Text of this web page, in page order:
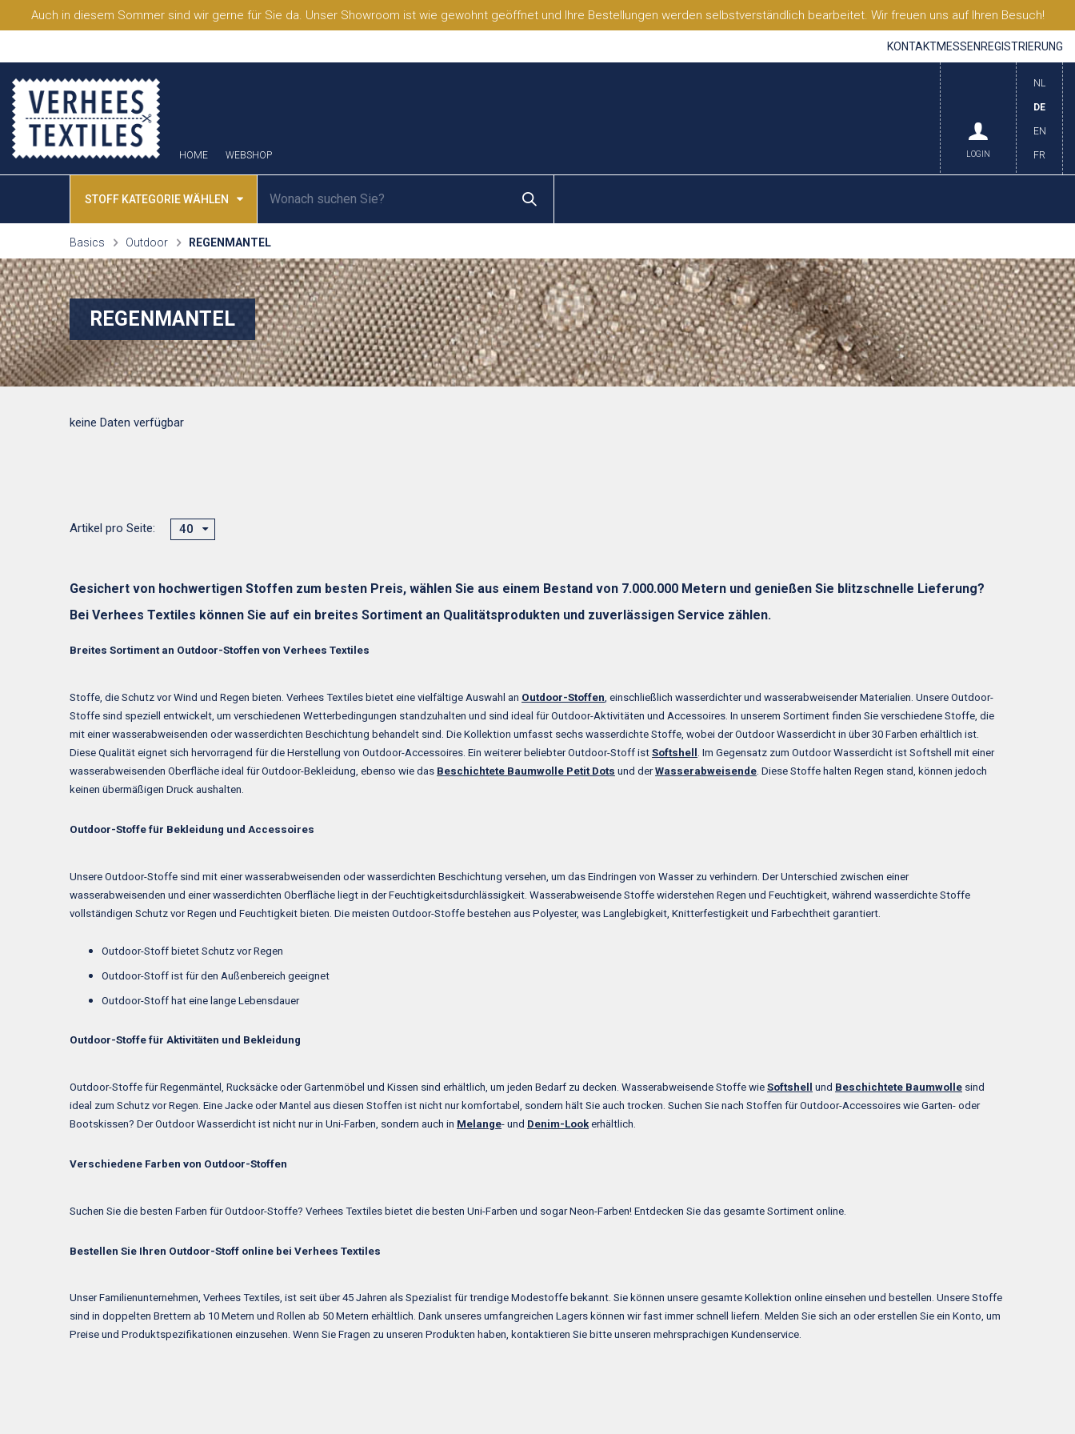
Auch in diesem Sommer sind wir gerne für Sie da. Unser Showroom ist wie gewohnt geöffnet und Ihre Bestellungen werden selbstverständlich bearbeitet. Wir freuen uns auf Ihren Besuch!
KONTAKTMESSEN REGISTRIERUNG
HOME WEBSHOP
NL
DE
EN
FR
LOGIN
STOFF KATEGORIE WÄHLEN
Basics Outdoor REGENMANTEL
REGENMANTEL
keine Daten verfügbar
Artikel pro Seite: 40
Gesichert von hochwertigen Stoffen zum besten Preis, wählen Sie aus einem Bestand von 7.000.000 Metern und genießen Sie blitzschnelle Lieferung?
Bei Verhees Textiles können Sie auf ein breites Sortiment an Qualitätsprodukten und zuverlässigen Service zählen.
Breites Sortiment an Outdoor-Stoffen von Verhees Textiles
Stoffe, die Schutz vor Wind und Regen bieten. Verhees Textiles bietet eine vielfältige Auswahl an Outdoor-Stoffen , einschließlich wasserdichter und wasserabweisender Materialien. Unsere Outdoor-
Stoffe sind speziell entwickelt, um verschiedenen Wetterbedingungen standzuhalten und sind ideal für Outdoor-Aktivitäten und Accessoires. In unserem Sortiment finden Sie verschiedene Stoffe, die
mit einer wasserabweisenden oder wasserdichten Beschichtung behandelt sind. Die Kollektion umfasst sechs wasserdichte Stoffe, wobei der Outdoor Wasserdicht in über 30 Farben erhältlich ist.
Diese Qualität eignet sich hervorragend für die Herstellung von Outdoor-Accessoires. Ein weiterer beliebter Outdoor-Stoff ist Softshell
. Im Gegensatz zum Outdoor Wasserdicht ist Softshell mit einer
wasserabweisenden Oberfläche ideal für Outdoor-Bekleidung, ebenso wie das Beschichtete Baumwolle Petit Dots und derWasserabweisende . Diese Stoffe halten Regen stand, können jedoch
keinen übermäßigen Druck aushalten.
Outdoor-Stoffe für Bekleidung und Accessoires
Unsere Outdoor-Stoffe sind mit einer wasserabweisenden oder wasserdichten Beschichtung versehen, um das Eindringen von Wasser zu verhindern. Der Unterschied zwischen einer
wasserabweisenden und einer wasserdichten Oberfläche liegt in der Feuchtigkeitsdurchlässigkeit. Wasserabweisende Stoffe widerstehen Regen und Feuchtigkeit, während wasserdichte Stoffe
vollständigen Schutz vor Regen und Feuchtigkeit bieten. Die meisten Outdoor-Stoffe bestehen aus Polyester, was Langlebigkeit, Knitterfestigkeit und Farbechtheit garantiert.
Outdoor-Stoff bietet Schutz vor Regen
Outdoor-Stoff ist für den Außenbereich geeignet
Outdoor-Stoff hat eine lange Lebensdauer
Outdoor-Stoffe für Aktivitäten und Bekleidung
Outdoor-Stoffe für Regenmäntel, Rucksäcke oder Gartenmöbel und Kissen sind erhältlich, um jeden Bedarf zu decken. Wasserabweisende Stoffe wie Softshell und Beschichtete Baumwolle sind
ideal zum Schutz vor Regen. Eine Jacke oder Mantel aus diesen Stoffen ist nicht nur komfortabel, sondern hält Sie auch trocken. Suchen Sie nach Stoffen für Outdoor-Accessoires wie Garten- oder
Bootskissen? Der Outdoor Wasserdicht ist nicht nur in Uni-Farben, sondern auch in Melange- und Denim-Look erhältlich.
Verschiedene Farben von Outdoor-Stoffen
Suchen Sie die besten Farben für Outdoor-Stoffe? Verhees Textiles bietet die besten Uni-Farben und sogar Neon-Farben! Entdecken Sie das gesamte Sortiment online.
Bestellen Sie Ihren Outdoor-Stoff online bei Verhees Textiles
Unser Familienunternehmen, Verhees Textiles, ist seit über 45 Jahren als Spezialist für trendige Modestoffe bekannt. Sie können unsere gesamte Kollektion online einsehen und bestellen. Unsere Stoffe
sind in doppelten Brettern ab 10 Metern und Rollen ab 50 Metern erhältlich. Dank unseres umfangreichen Lagers können wir fast immer schnell liefern. Melden Sie sich an oder erstellen Sie ein Konto, um
Preise und Produktspezifikationen einzusehen. Wenn Sie Fragen zu unseren Produkten haben, kontaktieren Sie bitte unseren mehrsprachigen Kundenservice.